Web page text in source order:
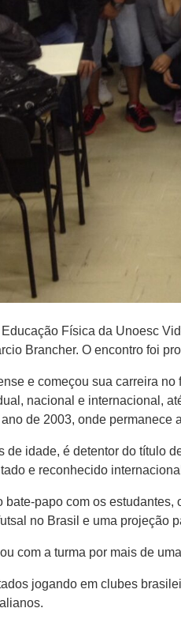
Física da Unoesc
Brancher. O encontro foi
e começou sua carreira
nacional e internacional,
de 2003, onde permanece
idade, é detentor do título
e reconhecido
bate-papo com os
no Brasil e uma projeção
com a turma por mais de
jogando em clubes